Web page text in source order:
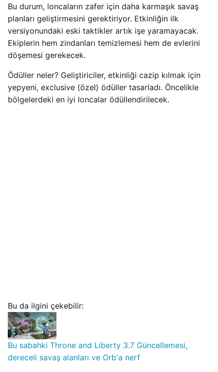
Bu durum, loncaların zafer için daha karmaşık savaş
planları geliştirmesini gerektiriyor. Etkinliğin ilk
versiyonundaki eski taktikler artık işe yaramayacak.
Ekiplerin hem zindanları temizlemesi hem de evlerini
döşemesi gerekecek.
Ödüller neler? Geliştiriciler, etkinliği cazip kılmak için
yepyeni, exclusive (özel) ödüller tasarladı. Öncelikle
bölgelerdeki en iyi loncalar ödüllendirilecek.
Bu da ilgini çekebilir:
Bu sabahki Throne and Liberty 3.7 Güncellemesi,
dereceli savaş alanları ve Orb'a nerf